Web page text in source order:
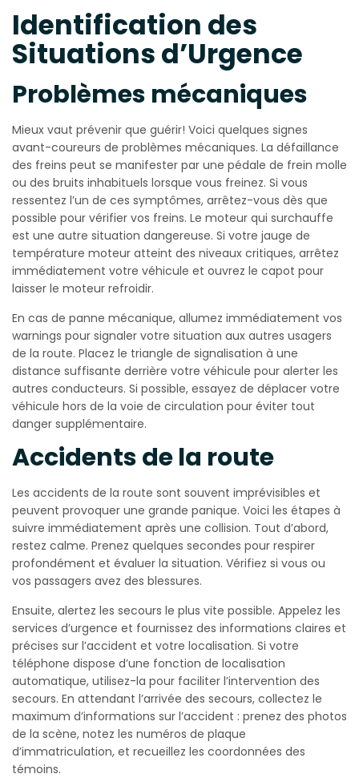
Identification des
Situations d’Urgence
Problèmes mécaniques
Mieux vaut prévenir que guérir! Voici quelques signes
avant-coureurs de problèmes mécaniques. La défaillance
des freins peut se manifester par une pédale de frein molle
ou des bruits inhabituels lorsque vous freinez. Si vous
ressentez l’un de ces symptômes, arrêtez-vous dès que
possible pour vérifier vos freins. Le moteur qui surchauffe
est une autre situation dangereuse. Si votre jauge de
température moteur atteint des niveaux critiques, arrêtez
immédiatement votre véhicule et ouvrez le capot pour
laisser le moteur refroidir.
En cas de panne mécanique, allumez immédiatement vos
warnings pour signaler votre situation aux autres usagers
de la route. Placez le triangle de signalisation à une
distance suffisante derrière votre véhicule pour alerter les
autres conducteurs. Si possible, essayez de déplacer votre
véhicule hors de la voie de circulation pour éviter tout
danger supplémentaire.
Accidents de la route
Les accidents de la route sont souvent imprévisibles et
peuvent provoquer une grande panique. Voici les étapes à
suivre immédiatement après une collision. Tout d’abord,
restez calme. Prenez quelques secondes pour respirer
profondément et évaluer la situation. Vérifiez si vous ou
vos passagers avez des blessures.
Ensuite, alertez les secours le plus vite possible. Appelez les
services d’urgence et fournissez des informations claires et
précises sur l’accident et votre localisation. Si votre
téléphone dispose d’une fonction de localisation
automatique, utilisez-la pour faciliter l’intervention des
secours. En attendant l’arrivée des secours, collectez le
maximum d’informations sur l’accident : prenez des photos
de la scène, notez les numéros de plaque
d’immatriculation, et recueillez les coordonnées des
témoins.